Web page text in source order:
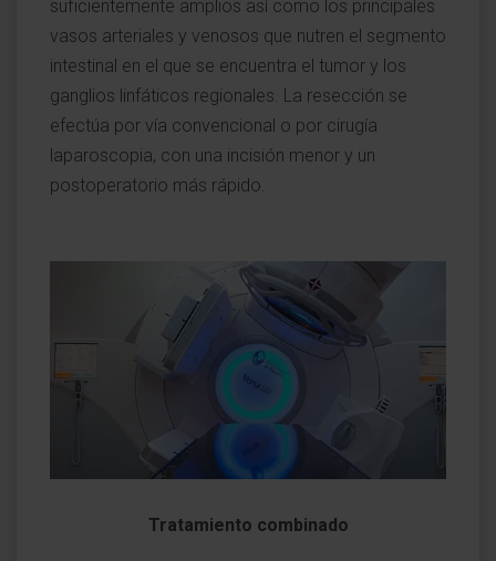
suficientemente amplios así como los principales
vasos arteriales y venosos que nutren el segmento
intestinal en el que se encuentra el tumor y los
ganglios linfáticos regionales. La resección se
efectúa por vía convencional o por cirugía
laparoscopia, con una incisión menor y un
postoperatorio más rápido.
Tratamiento combinado